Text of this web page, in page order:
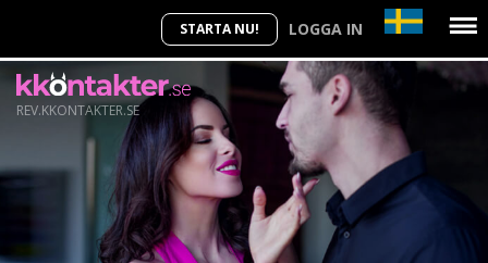
STARTA NU! LOGGA IN
REV.KKONTAKTER.SE